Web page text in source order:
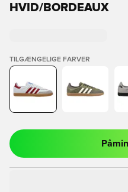
HVID/BORDEAUX
TILGÆNGELIGE FARVER